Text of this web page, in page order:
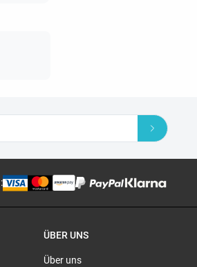
:
ÜBER UNS
Über uns